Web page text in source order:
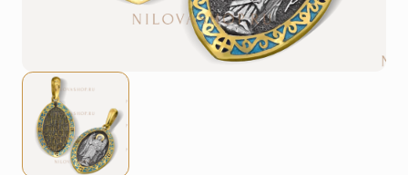
Цепи
Чётки
Шнурки на
Другое